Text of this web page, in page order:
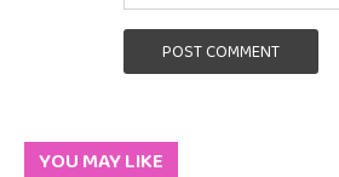
POST COMMENT
YOU MAY LIKE